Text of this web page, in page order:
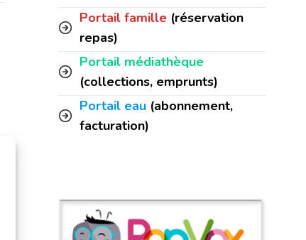
Portail famille (réservation
repas)
Portail médiathèque
(collections, emprunts)
Portail eau (abonnement,
facturation)